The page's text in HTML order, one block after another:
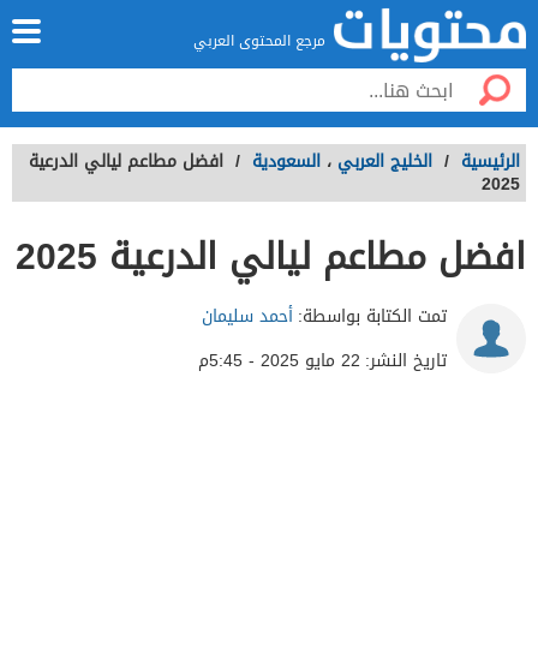
مرجع المحتوى العربي
الرئيسية / الخليج العربي ، السعودية / افضل مطاعم ليالي الدرعية
2025
افضل مطاعم ليالي الدرعية 2025
تمت الكتابة بواسطة:أحمد سليمان
تاريخ النشر: 22 مايو 2025 - 5:45م